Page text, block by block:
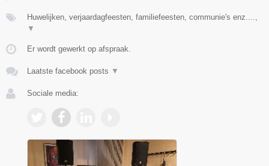
Huwelijken, verjaardagfeesten, familiefeesten, communie's enz....,
▼
Er wordt gewerkt op afspraak.
Laatste facebook posts ▼
Sociale media: